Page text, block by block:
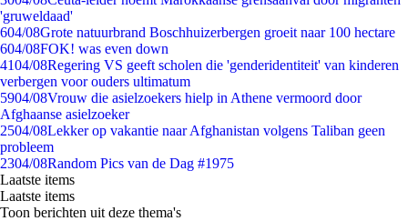
'gruweldaad'
604/08Grote natuurbrand Boschhuizerbergen groeit naar 100 hectare
604/08FOK! was even down
4104/08Regering VS geeft scholen die 'genderidentiteit' van kinderen
verbergen voor ouders ultimatum
5904/08Vrouw die asielzoekers hielp in Athene vermoord door
Afghaanse asielzoeker
2504/08Lekker op vakantie naar Afghanistan volgens Taliban geen
probleem
2304/08Random Pics van de Dag #1975
Laatste items
Laatste items
Toon berichten uit deze thema's